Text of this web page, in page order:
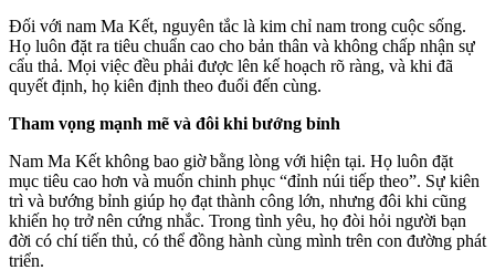
Đối với nam Ma Kết, nguyên tắc là kim chỉ nam trong cuộc sống.
Họ luôn đặt ra tiêu chuẩn cao cho bản thân và không chấp nhận sự
cẩu thả. Mọi việc đều phải được lên kế hoạch rõ ràng, và khi đã
quyết định, họ kiên định theo đuổi đến cùng.
Tham vọng mạnh mẽ và đôi khi bướng bỉnh
Nam Ma Kết không bao giờ bằng lòng với hiện tại. Họ luôn đặt
mục tiêu cao hơn và muốn chinh phục “đỉnh núi tiếp theo”. Sự kiên
trì và bướng bỉnh giúp họ đạt thành công lớn, nhưng đôi khi cũng
khiến họ trở nên cứng nhắc. Trong tình yêu, họ đòi hỏi người bạn
đời có chí tiến thủ, có thể đồng hành cùng mình trên con đường phát
triển.